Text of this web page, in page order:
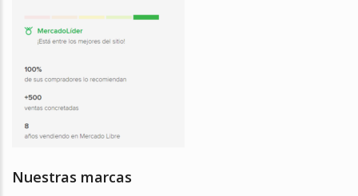
Nuestras marcas